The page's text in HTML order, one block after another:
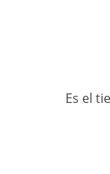
Es el